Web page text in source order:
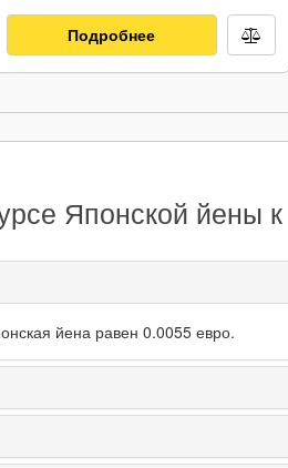
Подробнее
Японской йены
йена равен 0.0055 евро.